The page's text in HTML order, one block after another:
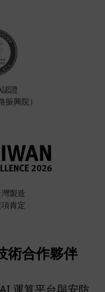
認證
振興院）
製造
肯定
術合作夥伴
運算平台與安防